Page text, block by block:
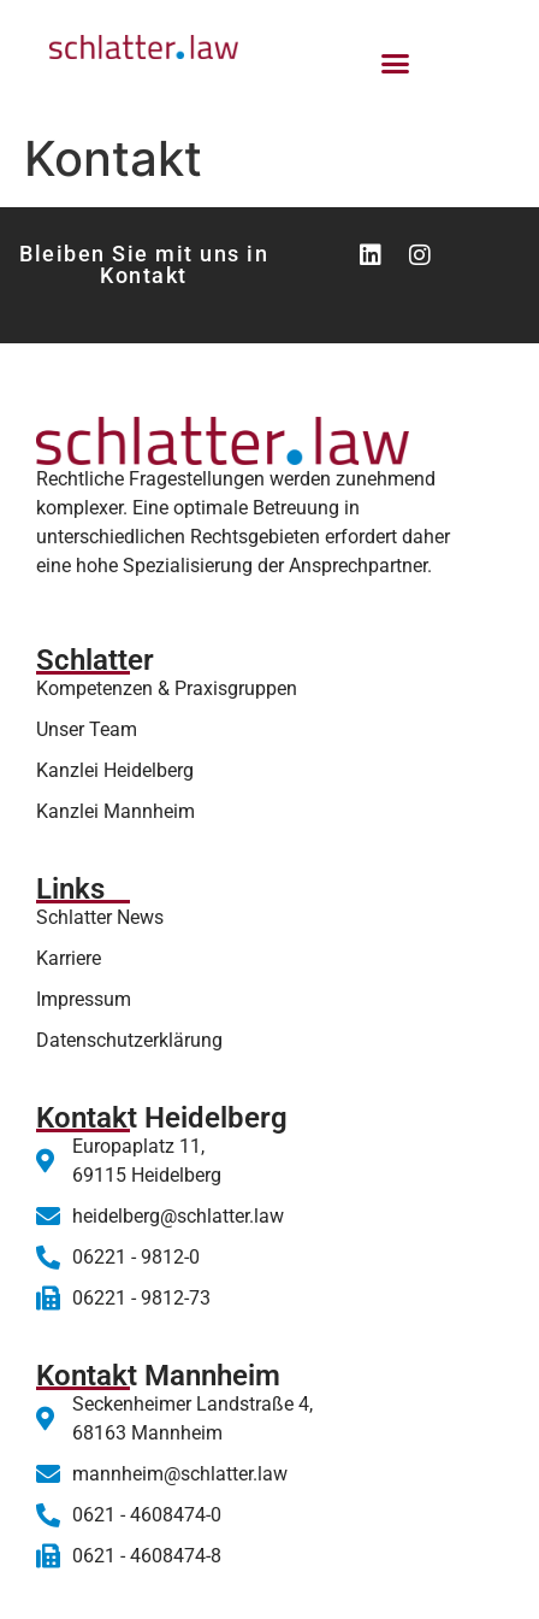
Kontakt
Bleiben Sie mit uns in
Kontakt
Rechtliche Fragestellungen werden zunehmend
komplexer. Eine optimale Betreuung in
unterschiedlichen Rechtsgebieten erfordert daher
eine hohe Spezialisierung der Ansprechpartner.
Schlatter
Kompetenzen & Praxisgruppen
Unser Team
Kanzlei Heidelberg
Kanzlei Mannheim
Links
Schlatter News
Karriere
Impressum
Datenschutzerklärung
Kontakt Heidelberg
Europaplatz 11,
69115 Heidelberg
heidelberg@schlatter.law
06221 - 9812-0
06221 - 9812-73
Kontakt Mannheim
Seckenheimer Landstraße 4,
68163 Mannheim
mannheim@schlatter.law
0621 - 4608474-0
0621 - 4608474-8